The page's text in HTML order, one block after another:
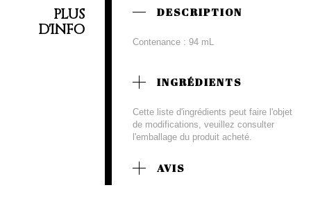
PLUS
D'INFO
DESCRIPTION
Contenance : 94 mL
INGRÉDIENTS
Cette liste d'ingrédients peut faire l'objet
de modifications, veuillez consulter
l'emballage du produit acheté.
AVIS